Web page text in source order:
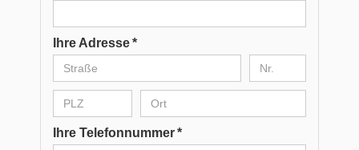
Ihre Adresse *
Ihre Telefonnummer *